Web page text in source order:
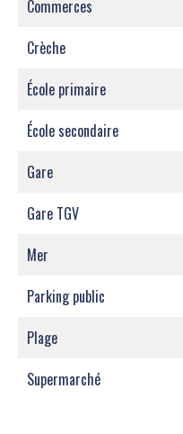
Commerces
Crèche
École primaire
École secondaire
Gare
Gare TGV
Mer
Parking public
Plage
Supermarché